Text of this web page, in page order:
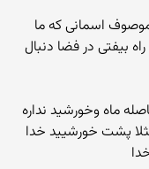
اسمانی که ما
بیفتی در فضا دنبال
ماه وخورشید نداره
پشت خورشیید خدا